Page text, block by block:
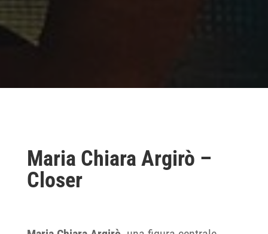
Maria Chiara Argirò –
Closer